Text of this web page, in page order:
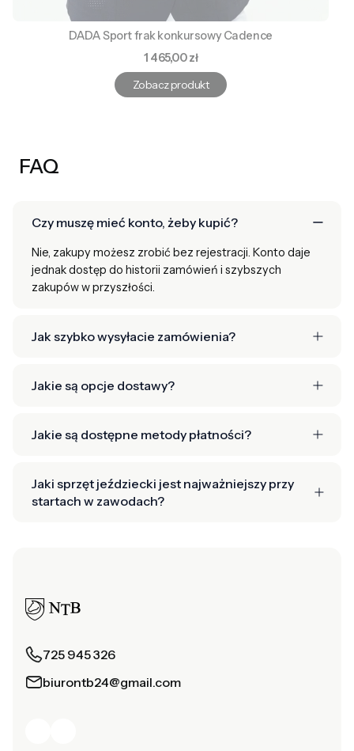
DADA Sport frak konkursowy Cadence
Cena
1 465,00 zł
Zobacz produkt
FAQ
Czy muszę mieć konto, żeby kupić?
Nie, zakupy możesz zrobić bez rejestracji. Konto daje
jednak dostęp do historii zamówień i szybszych
zakupów w przyszłości.
Jak szybko wysyłacie zamówienia?
Jakie są opcje dostawy?
Jakie są dostępne metody płatności?
Jaki sprzęt jeździecki jest najważniejszy przy
startach w zawodach?
725 945 326
biurontb24@gmail.com